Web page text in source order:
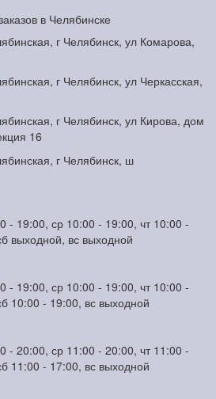
в Челябинске
г Челябинск, ул Комарова,
г Челябинск, ул Черкасская,
г Челябинск, ул Кирова, дом
16
г Челябинск, ш
- 19:00, ср 10:00 - 19:00, чт 10:00 -
выходной, вс выходной
- 19:00, ср 10:00 - 19:00, чт 10:00 -
10:00 - 19:00, вс выходной
- 20:00, ср 11:00 - 20:00, чт 11:00 -
11:00 - 17:00, вс выходной